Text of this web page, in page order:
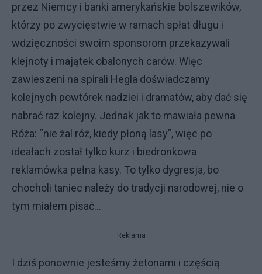
przez Niemcy i banki amerykańskie bolszewików,
którzy po zwycięstwie w ramach spłat długu i
wdzięczności swoim sponsorom przekazywali
klejnoty i majątek obalonych carów. Więc
zawieszeni na spirali Hegla doświadczamy
kolejnych powtórek nadziei i dramatów, aby dać się
nabrać raz kolejny. Jednak jak to mawiała pewna
Róża: “nie żal róż, kiedy płoną lasy”, więc po
ideałach został tylko kurz i biedronkowa
reklamówka pełna kasy. To tylko dygresja, bo
chocholi taniec należy do tradycji narodowej, nie o
tym miałem pisać…
Reklama
I dziś ponownie jesteśmy żetonami i częścią